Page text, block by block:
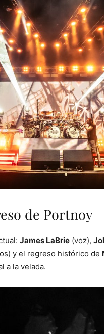
de Portnoy
James LaBrie (voz),
y el regreso histórico de
a la velada.